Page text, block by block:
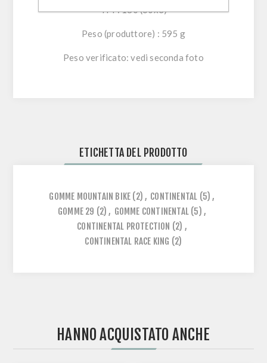
TPI: 180 (60x3)
Peso (produttore) : 595 g
Peso verificato: vedi seconda foto
ETICHETTA DEL PRODOTTO
GOMME MOUNTAIN BIKE (2) , CONTINENTAL (5) ,
GOMME 29 (2) , GOMME CONTINENTAL (5) ,
CONTINENTAL PROTECTION (2) ,
CONTINENTAL RACE KING (2)
HANNO ACQUISTATO ANCHE